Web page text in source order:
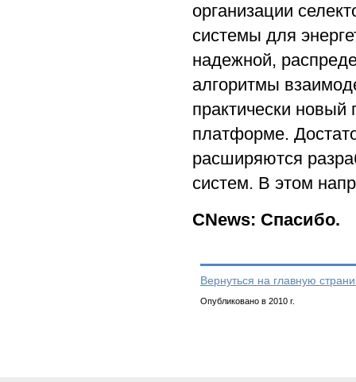
организации
системы для
надежной,
алгоритмы
практически новый
платформе.
расширяются
систем. В этом
CNews: Спасибо.
Вернуться на главную
Опубликовано в 2010 г.